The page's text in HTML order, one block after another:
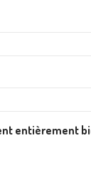
entièrement